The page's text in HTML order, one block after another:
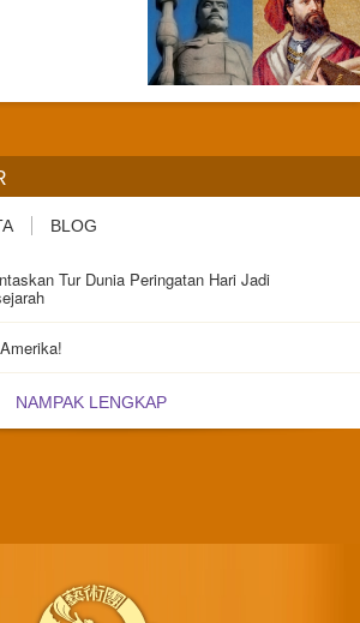
BLOG
Tur Dunia Peringatan Hari Jadi
NAMPAK LENGKAP